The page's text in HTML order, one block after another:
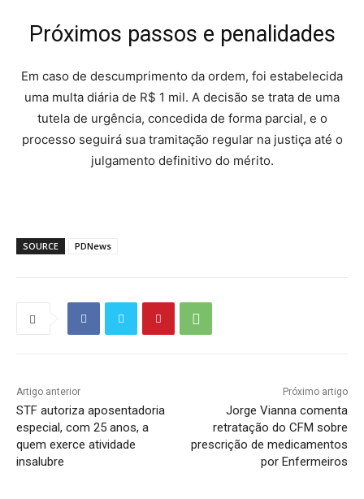
Próximos passos e penalidades
Em caso de descumprimento da ordem, foi estabelecida
uma multa diária de R$ 1 mil. A decisão se trata de uma
tutela de urgência, concedida de forma parcial, e o
processo seguirá sua tramitação regular na justiça até o
julgamento definitivo do mérito.
SOURCE PDNews
Artigo anterior
STF autoriza aposentadoria
especial, com 25 anos, a
quem exerce atividade
insalubre
Próximo artigo
Jorge Vianna comenta
retratação do CFM sobre
prescrição de medicamentos
por Enfermeiros